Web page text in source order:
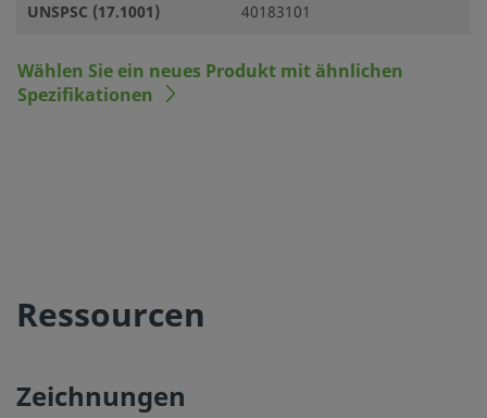
UNSPSC (17.1001)
40183101
Wählen Sie ein neues Produkt mit ähnlichen
Spezifikationen
Ressourcen
Zeichnungen